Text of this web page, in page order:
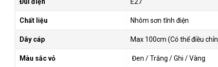
Chất liệu Nhôm sơn tĩnh điện
Dây cáp Max 100cm (Có thể điều
Màu sắc vỏ Đen / Trắng / Ghi / Vàng